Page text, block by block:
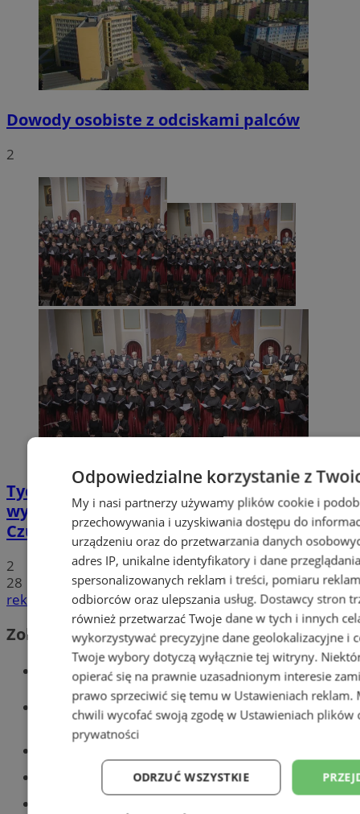
Dowody osobiste z odciskami palców
2
Tychy: Koncert chóralny "Messa di Gloria" –
wyjątkowe wydarzenie muzyczne w
Czułowie
2
28
reklama
Zobacz również
Wiadomości kryminalne w Tychach
Wiadomości lokalne
Tworzenie stron www - Tychy
Odpowiedzialne korzystanie z
My i nasi partnerzy używamy plików cookie i
przechowywania i uzyskiwania dostępu do
urządzeniu oraz do przetwarzania danych
adres IP, unikalne identyfikatory i dane
spersonalizowanych reklam i treści, pomiaru
odbiorców oraz ulepszania usług. Dostawcy stron
również przetwarzać Twoje dane w tych i innych
wykorzystywać precyzyjne dane geolokalizacyjne i
Twoje wybory dotyczą wyłącznie tej witryny.
opierać się na prawnie uzasadnionym interesie
prawo sprzeciwić się temu w Ustawieniach reklam.
chwili wycofać swoją zgodę w Ustawieniach plików
prywatności
ODRZUĆ WSZYSTKIE